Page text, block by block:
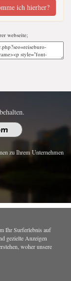
ich hierher?
webseite;
zu Ihrem Unternehmen
Ihr Surferlebnis auf
gezielte Anzeigen
woher unsere